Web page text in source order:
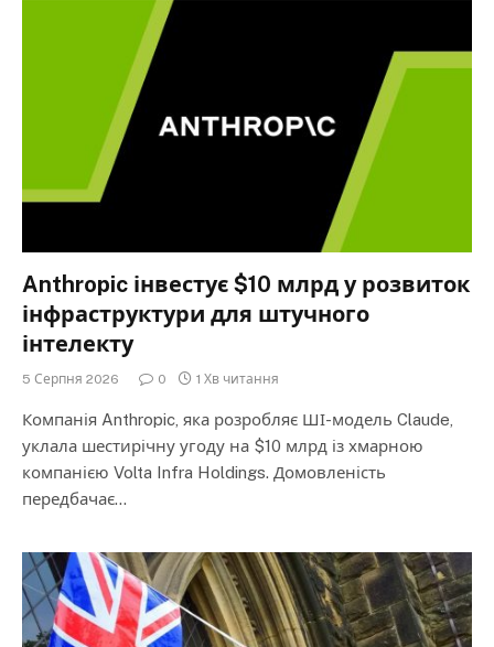
Anthropic інвестує $10 млрд у розвиток
інфраструктури для штучного
інтелекту
5 Серпня 2026 0 1 Хв читання
Компанія Anthropic, яка розробляє ШІ-модель Claude,
уклала шестирічну угоду на $10 млрд із хмарною
компанією Volta Infra Holdings. Домовленість
передбачає…